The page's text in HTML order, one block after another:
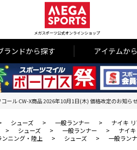
メガスポーツ公式オンラインショップ
ランドから探す アイテムか
コール CW-X商品 2026年10月1日(木) 価格改定のお知らせ
シューズ > 一般ランナー >
ナイキ
> シューズ > 一般ランナー >
ナイ
ンニング・陸上 > シューズ > 一般ラン